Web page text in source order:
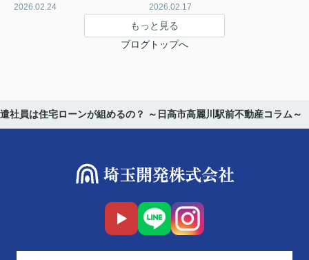
2026.02.24 2026.02.17
もっと見る
ブログトップへ
社員は住宅ローンが組めるの？ ～日高市高麗川駅前不動産コラム～